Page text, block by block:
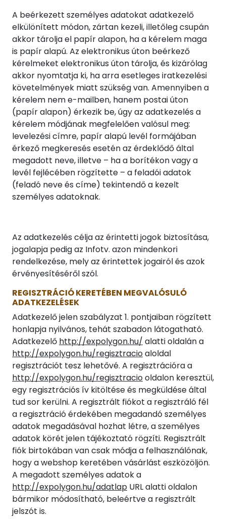
A beérkezett személyes adatokat adatkezelő
elkülönített módon, zártan kezeli, illetőleg csupán
akkor tárolja el papír alapon, ha a kérelem maga
is papír alapú. Az elektronikus úton beérkező
kérelmeket elektronikus úton tárolja, és kizárólag
akkor nyomtatja ki, ha arra esetleges iratkezelési
követelmények miatt szükség van. Amennyiben a
kérelem nem e-mailben, hanem postai úton
(papír alapon) érkezik be, úgy az adatkezelés a
kérelem módjának megfelelően valósul meg:
levelezési címre, papír alapú levél formájában
érkező megkeresés esetén az érdeklődő által
megadott neve, illetve – ha a borítékon vagy a
levél fejlécében rögzítette – a feladói adatok
(feladó neve és címe) tekintendő a kezelt
személyes adatoknak.
Az adatkezelés célja az érintetti jogok biztosítása,
jogalapja pedig az Infotv. azon mindenkori
rendelkezése, mely az érintettek jogairól és azok
érvényesítéséről szól.
REGISZTRÁCIÓ KERETÉBEN MEGVALÓSULÓ
ADATKEZELÉSEK
Adatkezelő jelen szabályzat 1. pontjaiban rögzített
honlapja nyilvános, tehát szabadon látogatható.
Adatkezelő http://expolygon.hu/ alatti oldalán a
http://expolygon.hu/regisztracioaloldal
regisztrációt tesz lehetővé. A regisztrációra a
http://expolygon.hu/regisztraciooldalon keresztül,
egy regisztrációs ív kitöltése és megküldése által
tud sor kerülni. A regisztrált fiókot a regisztráló fél
a regisztráció érdekében megadandó személyes
adatok megadásával hozhat létre, a személyes
adatok körét jelen tájékoztató rögzíti. Regisztrált
fiók birtokában van csak módja a felhasználónak,
hogy a webshop keretében vásárlást eszközöljön.
A megadott személyes adatok a
http://expolygon.hu/adatlap URL alatti oldalon
bármikor módosítható, beleértve a regisztrált
jelszót is.